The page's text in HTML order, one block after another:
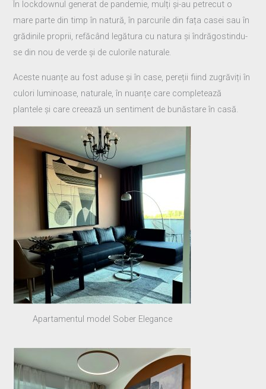
În lockdownul generat de pandemie, mulți și-au petrecut o
mare parte din timp în natură, în parcurile din fața casei sau în
grădinile proprii, refăcând legătura cu natura și îndrăgostindu-
se din nou de verde și de culorile naturale.
Aceste nuanțe au fost aduse și în case, pereții fiind zugrăviți în
culori luminoase, naturale, în nuanțe care completează
plantele și care creează un sentiment de bunăstare în casă.
Apartamentul model Sober Elegance